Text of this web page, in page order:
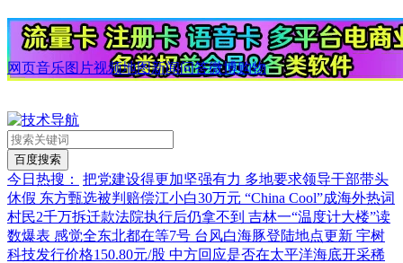
网页音乐图片视频地图新闻问答微博购物
今日热搜： 把党建设得更加坚强有力 多地要求领导干部带头
休假 东方甄选被判赔偿江小白30万元 “China Cool”成海外热词
村民2千万拆迁款法院执行后仍拿不到 吉林一“温度计大楼”读
数爆表 感觉全东北都在等7号 台风白海豚登陆地点更新 宇树
科技发行价格150.80元/股 中方回应是否在太平洋海底开采稀